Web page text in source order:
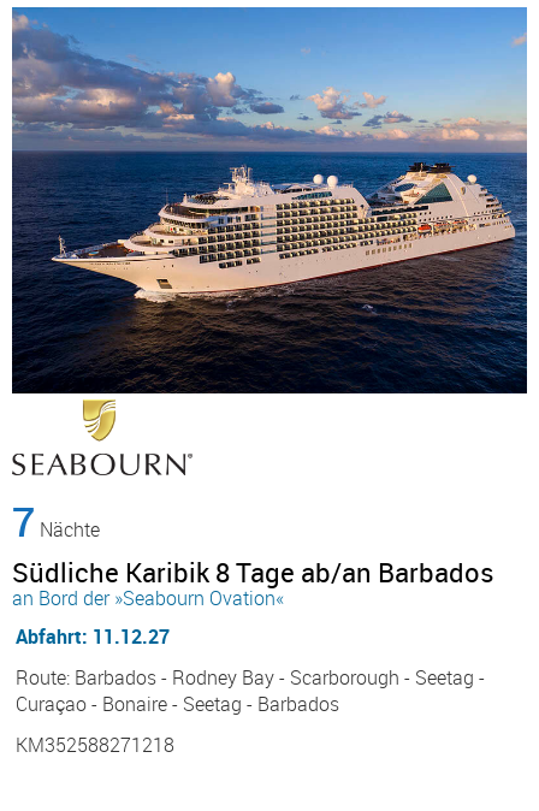
7 Nächte
Südliche Karibik 8 Tage ab/an Barbados
an Bord der »Seabourn Ovation«
Abfahrt: 11.12.27
Route: Barbados - Rodney Bay - Scarborough - Seetag -
Curaçao - Bonaire - Seetag - Barbados
KM352588271218